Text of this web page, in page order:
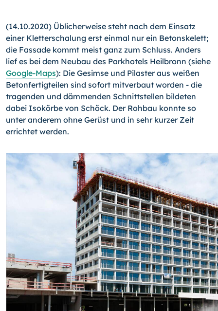
(14.10.2020) Üblicherweise steht nach dem Einsatz
einer Kletterschalung erst einmal nur ein Betonskelett;
die Fassade kommt meist ganz zum Schluss. Anders
lief es bei dem Neubau des Parkhotels Heilbronn (siehe
Google-Maps): Die Gesimse und Pilaster aus weißen
Betonfertigteilen sind sofort mitverbaut worden - die
tragenden und dämmenden Schnittstellen bildeten
dabei Isokörbe von Schöck. Der Rohbau konnte so
unter anderem ohne Gerüst und in sehr kurzer Zeit
errichtet werden.